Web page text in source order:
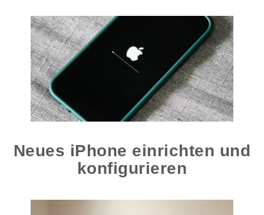
Neues iPhone einrichten und
konfigurieren